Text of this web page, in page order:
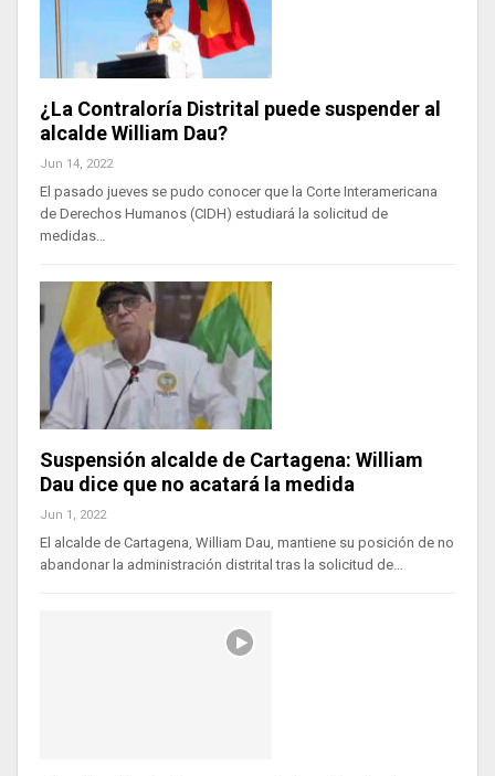
¿La Contraloría Distrital puede suspender al
alcalde William Dau?
Jun 14, 2022
El pasado jueves se pudo conocer que la Corte Interamericana
de Derechos Humanos (CIDH) estudiará la solicitud de
medidas…
Suspensión alcalde de Cartagena: William
Dau dice que no acatará la medida
Jun 1, 2022
El alcalde de Cartagena, William Dau, mantiene su posición de no
abandonar la administración distrital tras la solicitud de…